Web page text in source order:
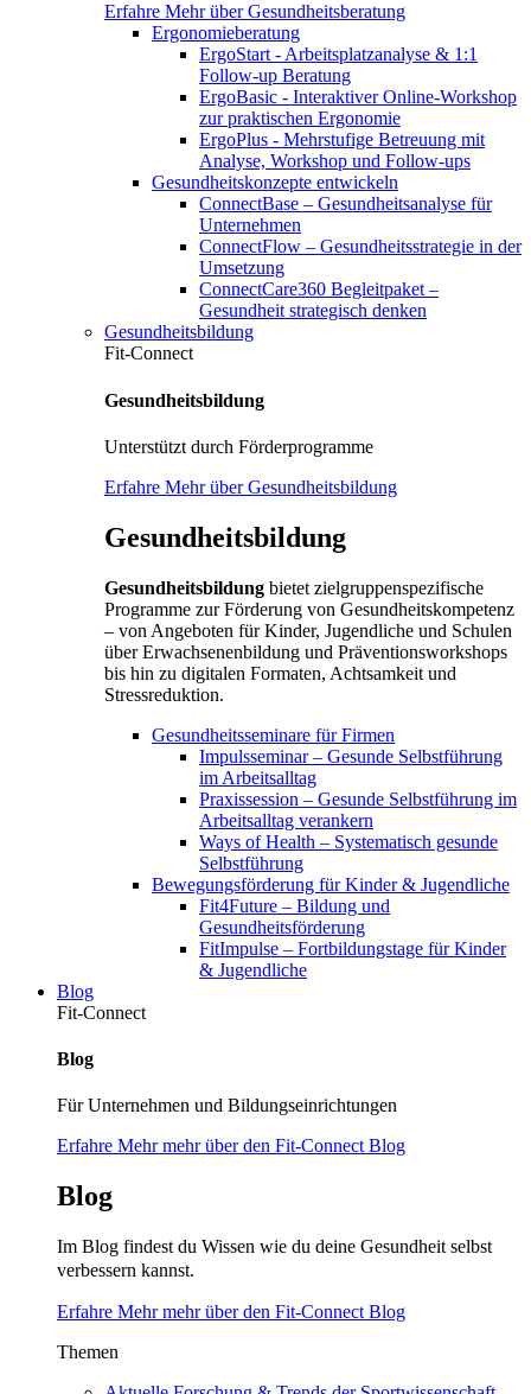
Erfahre Mehr über Gesundheitsberatung
Ergonomieberatung
ErgoStart - Arbeitsplatzanalyse & 1:1
Follow-up Beratung
ErgoBasic - Interaktiver Online-Workshop
zur praktischen Ergonomie
ErgoPlus - Mehrstufige Betreuung mit
Analyse, Workshop und Follow-ups
Gesundheitskonzepte entwickeln
ConnectBase – Gesundheitsanalyse für
Unternehmen
ConnectFlow – Gesundheitsstrategie in der
Umsetzung
ConnectCare360 Begleitpaket –
Gesundheit strategisch denken
Gesundheitsbildung
Fit-Connect
Gesundheitsbildung
Unterstützt durch Förderprogramme
Erfahre Mehr über Gesundheitsbildung
Gesundheitsbildung
Gesundheitsbildung bietet zielgruppenspezifische
Programme zur Förderung von Gesundheitskompetenz
– von Angeboten für Kinder, Jugendliche und Schulen
über Erwachsenenbildung und Präventionsworkshops
bis hin zu digitalen Formaten, Achtsamkeit und
Stressreduktion.
Gesundheitsseminare für Firmen
Impulsseminar – Gesunde Selbstführung
im Arbeitsalltag
Praxissession – Gesunde Selbstführung im
Arbeitsalltag verankern
Ways of Health – Systematisch gesunde
Selbstführung
Bewegungsförderung für Kinder & Jugendliche
Fit4Future – Bildung und
Gesundheitsförderung
FitImpulse – Fortbildungstage für Kinder
& Jugendliche
Blog
Fit-Connect
Blog
Für Unternehmen und Bildungseinrichtungen
Erfahre Mehr mehr über den Fit-Connect Blog
Blog
Im Blog findest du Wissen wie du deine Gesundheit selbst
verbessern kannst.
Erfahre Mehr mehr über den Fit-Connect Blog
Themen